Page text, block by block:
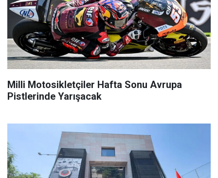
Milli Motosikletçiler Hafta Sonu Avrupa
Pistlerinde Yarışacak